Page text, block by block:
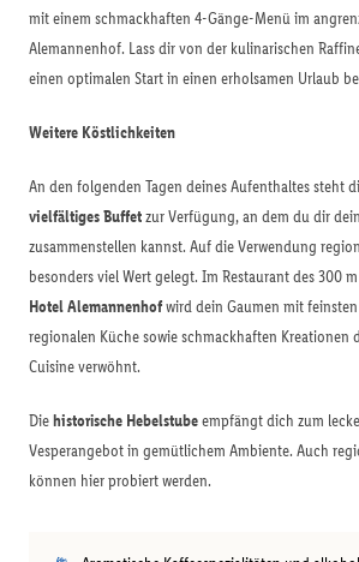
mit einem schmackhaften 4-Gänge-Menü im
Alemannenhof. Lass dir von der kulinarischen
einen optimalen Start in einen erholsamen Urlaub
Weitere Köstlichkeiten
An den folgenden Tagen deines Aufenthaltes steht
vielfältiges Buffetzur Verfügung, an dem du dir
zusammenstellen kannst. Auf die Verwendung
besonders viel Wert gelegt. Im Restaurant des 300
Hotel Alemannenhofwird dein Gaumen mit
regionalen Küche sowie schmackhaften Kreationen
Cuisine verwöhnt.
Diehistorische Hebelstubeempfängt dich zum
Vesperangebot in gemütlichem Ambiente. Auch
können hier probiert werden.